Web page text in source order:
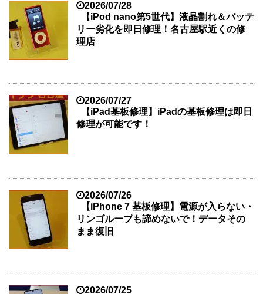
2026/07/28
【iPod nano第5世代】液晶割れ＆バッテ
リー劣化を即日修理！名古屋駅近くの修
理店
2026/07/27
【iPad基板修理】iPadの基板修理は即日
修理が可能です！
2026/07/26
【iPhone 7 基板修理】電源が入らない・
リンゴループも諦めないで！データその
まま復旧
2026/07/25